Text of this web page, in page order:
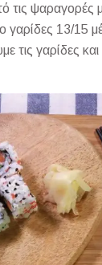
τις ψαραγορές
γαρίδες 13/15
τις γαρίδες